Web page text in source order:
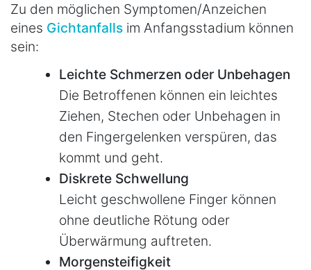
Zu den möglichen Symptomen/Anzeichen
eines Gichtanfalls im Anfangsstadium können
sein:
Leichte Schmerzen oder Unbehagen
Die Betroffenen können ein leichtes
Ziehen, Stechen oder Unbehagen in
den Fingergelenken verspüren, das
kommt und geht.
Diskrete Schwellung
Leicht geschwollene Finger können
ohne deutliche Rötung oder
Überwärmung auftreten.
Morgensteifigkeit